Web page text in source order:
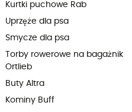
Kurtki puchowe Rab
Uprzęże dla psa
Smycze dla psa
Torby rowerowe na bagażnik
Ortlieb
Buty Altra
Kominy Buff